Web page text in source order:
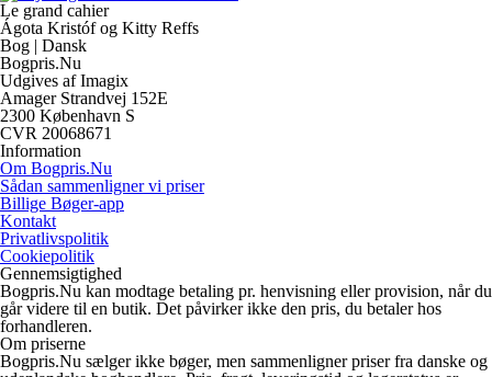
Le grand cahier
Ágota Kristóf og Kitty Reffs
Bog | Dansk
Bogpris.Nu
Udgives af Imagix
Amager Strandvej 152E
2300 København S
CVR 20068671
Information
Om Bogpris.Nu
Sådan sammenligner vi priser
Billige Bøger-app
Kontakt
Privatlivspolitik
Cookiepolitik
Gennemsigtighed
Bogpris.Nu kan modtage betaling pr. henvisning eller provision, når du
går videre til en butik. Det påvirker ikke den pris, du betaler hos
forhandleren.
Om priserne
Bogpris.Nu sælger ikke bøger, men sammenligner priser fra danske og